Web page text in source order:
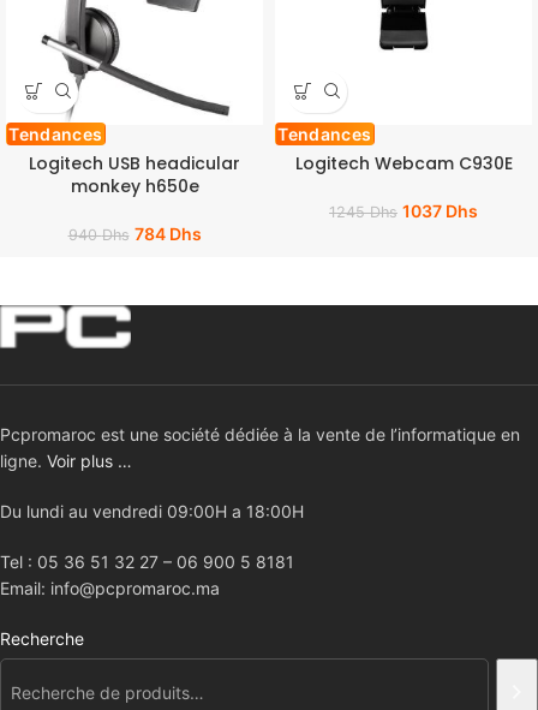
Tendances
Logitech USB headicular
monkey h650e
940Dhs 784 Dhs
Tendances
Logitech Webcam C930E
1245Dhs 1037 Dhs
Pcpromaroc est une société dédiée à la vente de l’informatique en
ligne. Voir plus …
Du lundi au vendredi 09:00H a 18:00H
Tel : 05 36 51 32 27 – 06 900 5 8181
Email: info@pcpromaroc.ma
Recherche